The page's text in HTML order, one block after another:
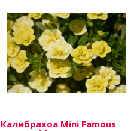
Калибрахоа Mini Famous